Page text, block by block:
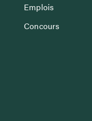
Emplois
Concours